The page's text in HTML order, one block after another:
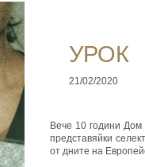
УРОК
21/02/2020
Вече 10 години Дом
представяйки
от дните на